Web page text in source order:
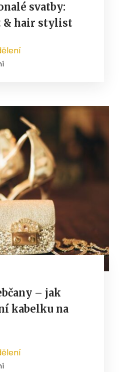
svatby:
& hair stylist
– jak
kabelku na